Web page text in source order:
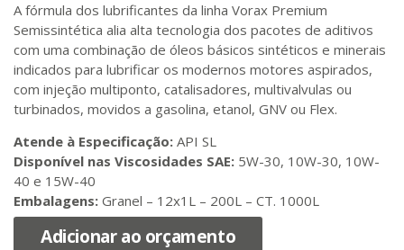
A fórmula dos lubrificantes da linha Vorax Premium
Semissintética alia alta tecnologia dos pacotes de aditivos
com uma combinação de óleos básicos sintéticos e minerais
indicados para lubrificar os modernos motores aspirados,
com injeção multiponto, catalisadores, multivalvulas ou
turbinados, movidos a gasolina, etanol, GNV ou Flex.
Atende à Especificação: API SL
Disponível nas Viscosidades SAE: 5W-30, 10W-30, 10W-
40 e 15W-40
Embalagens: Granel – 12x1L – 200L – CT. 1000L
Adicionar ao orçamento